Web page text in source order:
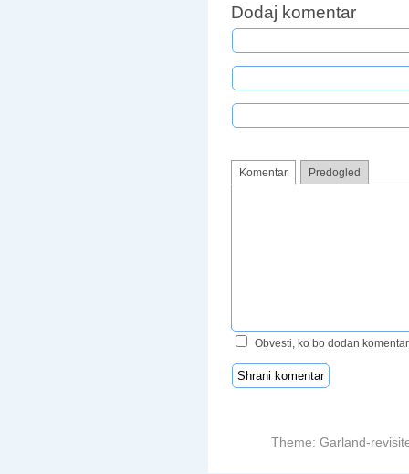
Dodaj komentar
Komentar Predogled
Obvesti, ko bo dodan komentar
Theme: Garland-